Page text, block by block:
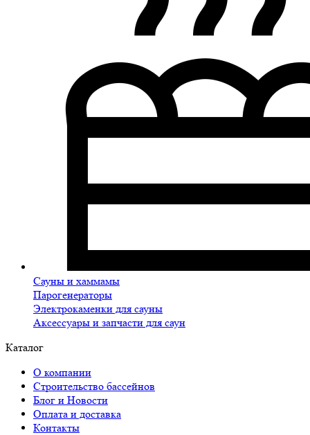
Сауны и хаммамы
Парогенераторы
Электрокаменки для сауны
Аксессуары и запчасти для саун
Каталог
О компании
Строительство бассейнов
Блог и Новости
Оплата и доставка
Контакты